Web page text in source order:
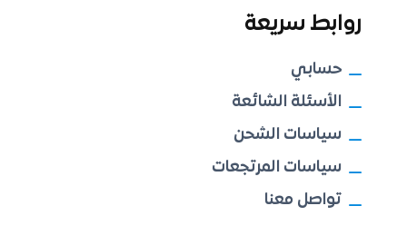
روابط سريعة
حسابي
الأسئلة الشائعة
سياسات الشحن
سياسات المرتجعات
تواصل معنا